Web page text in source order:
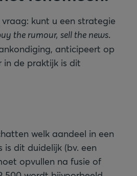
kunt u een strategie
the rumour, sell the news.
anticipeert op
in de praktijk is dit
welk aandeel in een
dit duidelijk (bv. een
opvullen na fusie of